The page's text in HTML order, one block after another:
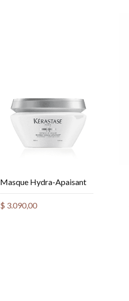
Masque Hydra-Apaisant
$ 3.090,00